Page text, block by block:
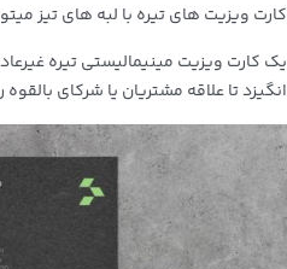
کارت ویزیت های تیره با لبه های تیز
یک کارت ویزیت مینیمالیستی تیره
انگیزد تا علاقه مشتریان یا شرکای بالقوه